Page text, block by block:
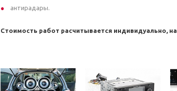
антирадары.
Стоимость работ расчитывается индивидуально,